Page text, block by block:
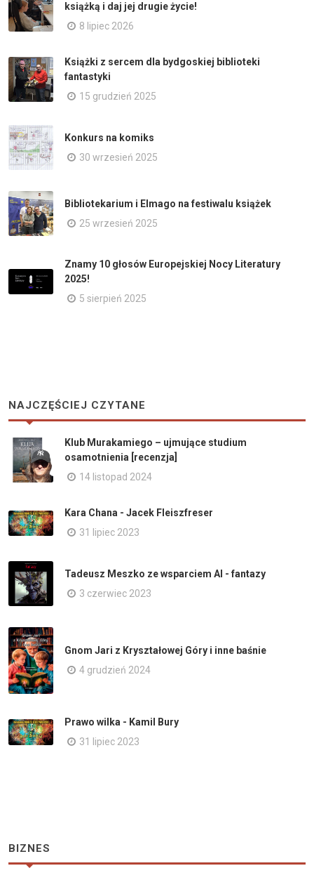
książką i daj jej drugie życie!
8 lipiec 2026
Książki z sercem dla bydgoskiej biblioteki
fantastyki
15 grudzień 2025
Konkurs na komiks
30 wrzesień 2025
Bibliotekarium i Elmago na festiwalu książek
25 wrzesień 2025
Znamy 10 głosów Europejskiej Nocy Literatury
2025!
5 sierpień 2025
NAJCZĘŚCIEJ CZYTANE
Klub Murakamiego – ujmujące studium
osamotnienia [recenzja]
14 listopad 2024
Kara Chana - Jacek Fleiszfreser
31 lipiec 2023
Tadeusz Meszko ze wsparciem AI - fantazy
3 czerwiec 2023
Gnom Jari z Kryształowej Góry i inne baśnie
4 grudzień 2024
Prawo wilka - Kamil Bury
31 lipiec 2023
BIZNES